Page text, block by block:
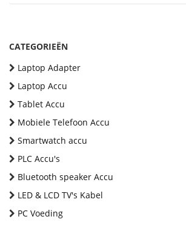
CATEGORIEËN
Laptop Adapter
Laptop Accu
Tablet Accu
Mobiele Telefoon Accu
Smartwatch accu
PLC Accu's
Bluetooth speaker Accu
LED & LCD TV's Kabel
PC Voeding